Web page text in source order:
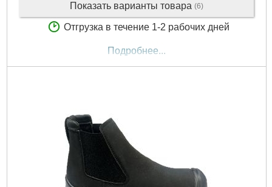
Показать варианты товара (6)
Отгрузка в течение 1-2 рабочих дней
Подробнее...